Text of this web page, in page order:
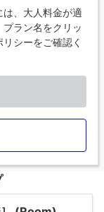
、大人料金が適
ラン名をクリッ
シーをご確認く